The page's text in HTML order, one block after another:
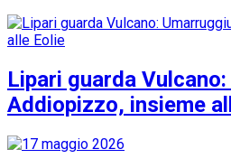
Lipari guarda
Addiopizzo, insieme